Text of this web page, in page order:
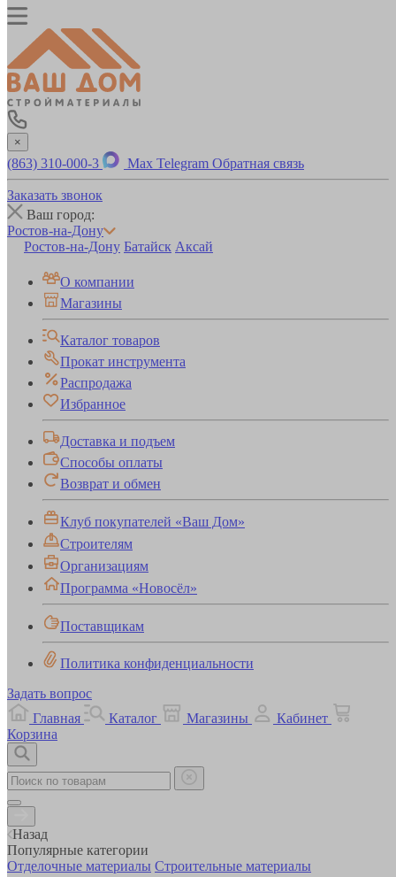
×
(863) 310-000-3 Max Telegram Обратная связь
Заказать звонок
Ваш город:
Ростов-на-Дону
Ростов-на-Дону Батайск Аксай
О компании
Магазины
Каталог товаров
Прокат инструмента
Распродажа
Избранное
Доставка и подъем
Способы оплаты
Возврат и обмен
Клуб покупателей «Ваш Дом»
Строителям
Организациям
Программа «Новосёл»
Поставщикам
Политика конфиденциальности
Задать вопрос
Главная
Каталог Магазины
Кабинет
Корзина
Назад
Популярные категории
Отделочные материалы Строительные материалы